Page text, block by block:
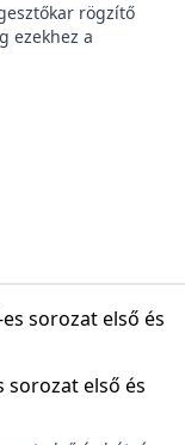
rögzítő
ezekhez a
sorozat első és